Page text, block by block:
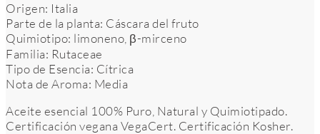
Origen: Italia
Parte de la planta: Cáscara del fruto
Quimiotipo: limoneno, β-mirceno
Familia: Rutaceae
Tipo de Esencia: Cítrica
Nota de Aroma: Media
Aceite esencial 100% Puro, Natural y Quimiotipado.
Certificación vegana VegaCert. Certificación Kosher.